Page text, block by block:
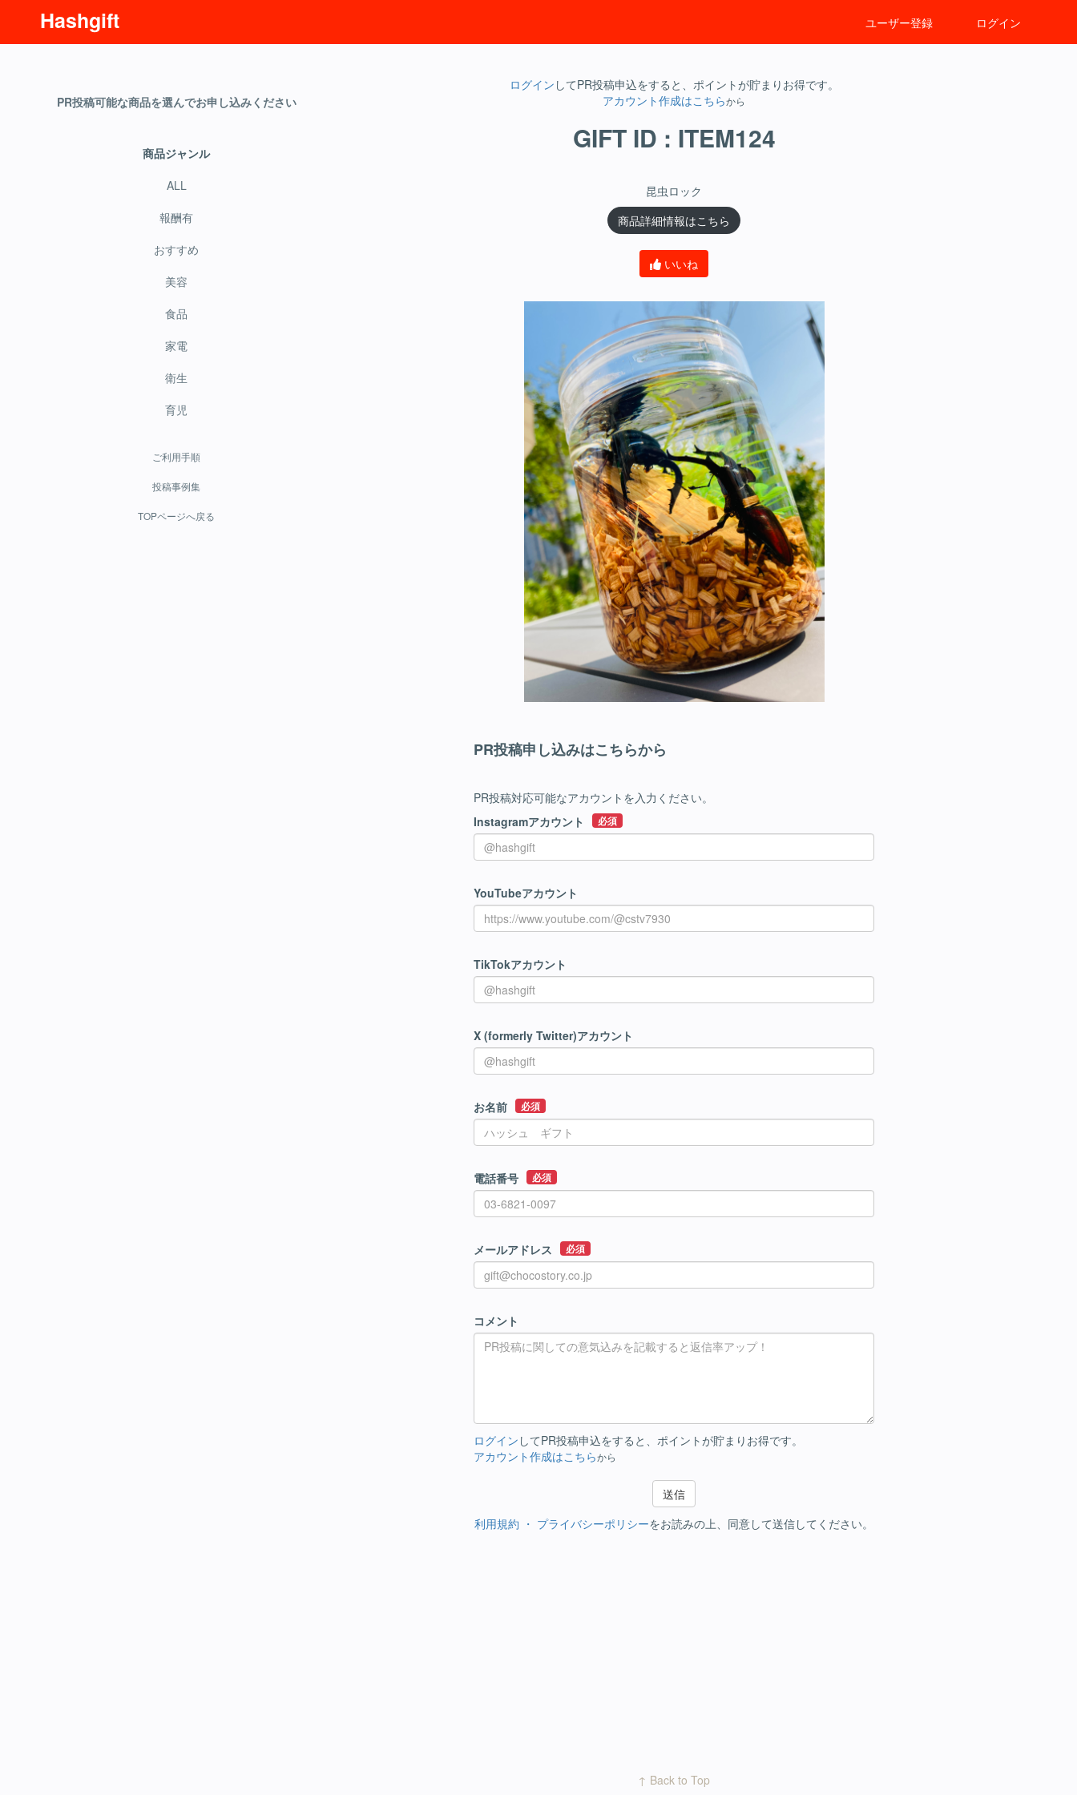
Hashgift ログイン
ユーザー登録
PR投稿可能な商品を選んでお申し込みください
商品ジャンル
ALL
報酬有
おすすめ
美容
食品
家電
衛生
育児
ご利用手順
投稿事例集
TOPページへ戻る
ログイン してPR投稿申込をすると、ポイントが貯まりお得です。
アカウント作成はこちらから
GIFT ID : ITEM124
昆虫ロック
商品詳細情報はこちら
いいね
PR投稿申し込みはこちらから
PR投稿対応可能なアカウントを入力ください。
Instagramアカウント
必須
YouTubeアカウント
TikTokアカウント
X (formerly Twitter)アカウント
お名前 必須
電話番号 必須
メールアドレス 必須
コメント
ログイン してPR投稿申込をすると、ポイントが貯まりお得です。
アカウント作成はこちらから
利用規約 ・ プライバシーポリシーをお読みの上、同意して送信してください。
↑ Back to Top